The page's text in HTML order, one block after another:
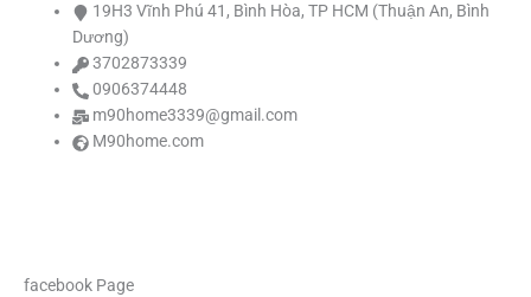
19H3 Vĩnh Phú 41, Bình Hòa, TP HCM (Thuận An, Bình
Dương)
3702873339
0906374448
m90home3339@gmail.com
M90home.com
facebook Page